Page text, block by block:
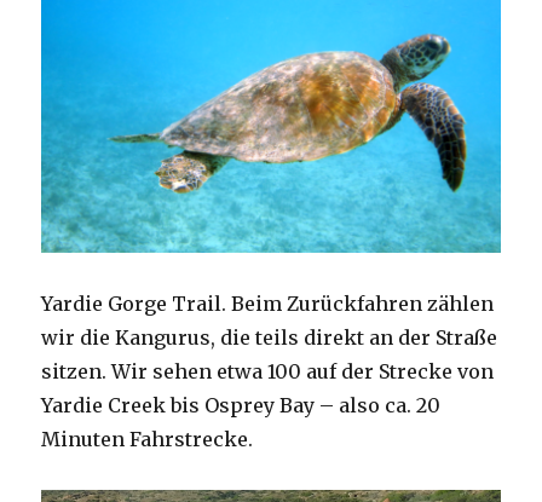
Yardie Gorge Trail. Beim Zurückfahren zählen
wir die Kangurus, die teils direkt an der Straße
sitzen. Wir sehen etwa 100 auf der Strecke von
Yardie Creek bis Osprey Bay – also ca. 20
Minuten Fahrstrecke.